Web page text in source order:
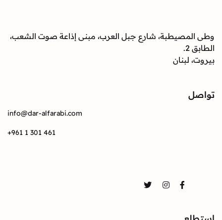
وطى المصيطبة، شارع جبل العرب، مبنى إذاعة صوت الشعب،
الطابق 2.
بيروت، لبنان
تواصل
info@dar-alfarabi.com
+961 1 301 461
Facebook
Instagram
Twitter